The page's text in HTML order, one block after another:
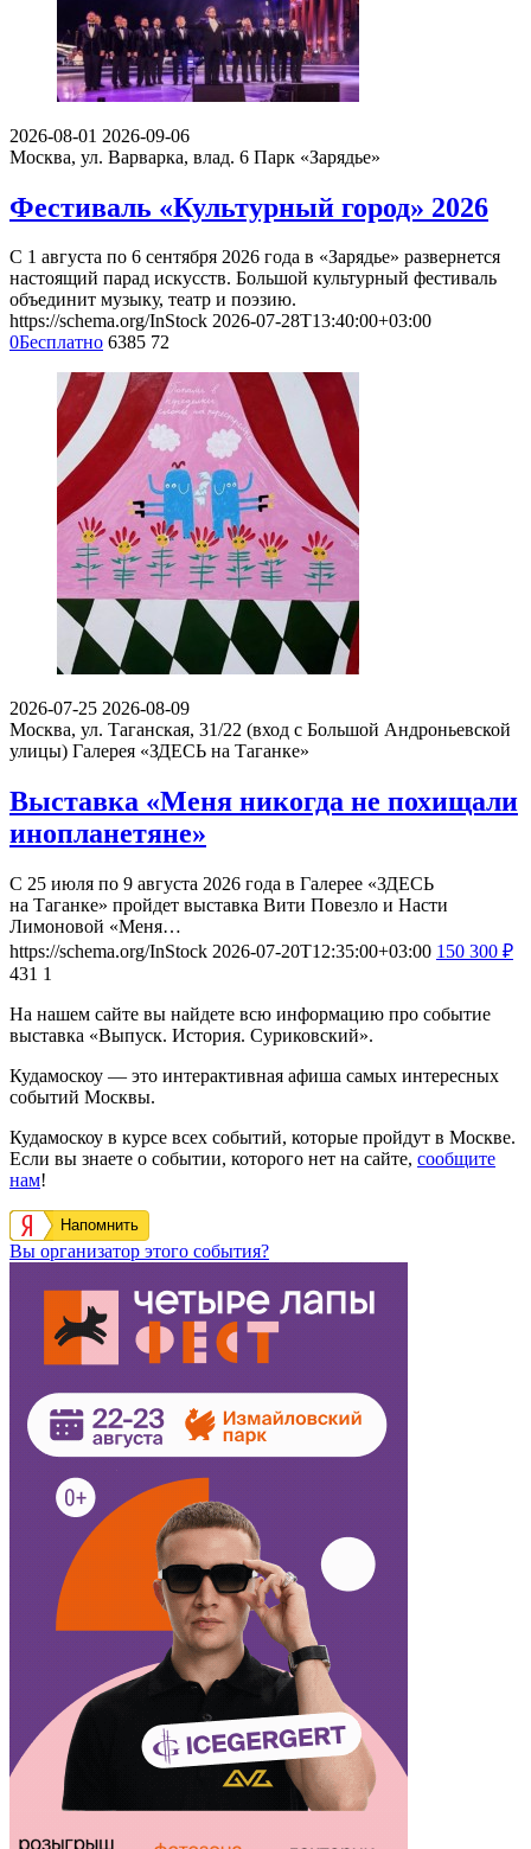
2026-08-01 2026-09-06
Москва, ул. Варварка, влад. 6 Парк «Зарядье»
Фестиваль «Культурный город» 2026
С 1 августа по 6 сентября 2026 года в «Зарядье» развернется
настоящий парад искусств. Большой культурный фестиваль
объединит музыку, театр и поэзию.
https://schema.org/InStock 2026-07-28T13:40:00+03:00
0Бесплатно 6385 72
2026-07-25 2026-08-09
Москва, ул. Таганская, 31/22 (вход с Большой Андроньевской
улицы) Галерея «ЗДЕСЬ на Таганке»
Выставка «Меня никогда не похищали
инопланетяне»
С 25 июля по 9 августа 2026 года в Галерее «ЗДЕСЬ
на Таганке» пройдет выставка Вити Повезло и Насти
Лимоновой «Меня…
https://schema.org/InStock 2026-07-20T12:35:00+03:00 150 300 ₽
431 1
На нашем сайте вы найдете всю информацию про событие
выставка «Выпуск. История. Суриковский».
Кудамоскоу — это интерактивная афиша самых интересных
событий Москвы.
Кудамоскоу в курсе всех событий, которые пройдут в Москве.
Если вы знаете о событии, которого нет на сайте, сообщите
нам!
Напомнить
Вы организатор этого события?